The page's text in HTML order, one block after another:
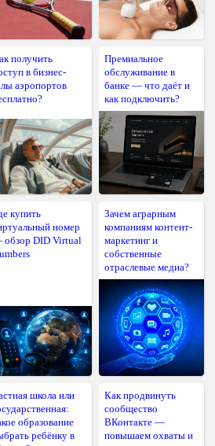
получить
в бизнес-
аэропортов
Премиальное
обслуживание в
банке — что даёт и
как подключить?
купить
номер
DID Virtual
Зачем аграрным
компаниям контент-
маркетинг и
собственные
отраслевые медиа?
школа или
образование
ребёнку в
Как продвинуть
сообщество
ВКонтакте —
повышаем охваты и